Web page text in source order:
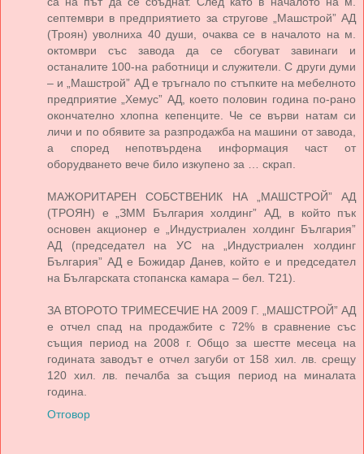
септември в предприятието за стругове „Машстрой” АД
(Троян) уволниха 40 души, очаква се в началото на м.
октомври със завода да се сбогуват завинаги и
останалите 100-на работници и служители. С други думи
– и „Машстрой” АД е тръгнало по стъпките на мебелното
предприятие „Хемус” АД, което половин година по-рано
окончателно хлопна кепенците. Че се върви натам си
личи и по обявите за разпродажба на машини от завода,
а според непотвърдена информация част от
оборудването вече било изкупено за … скрап.
МАЖОРИТАРЕН СОБСТВЕНИК НА „МАШСТРОЙ” АД
(ТРОЯН) е „ЗММ България холдинг” АД, в който пък
основен акционер е „Индустриален холдинг България”
АД (председател на УС на „Индустриален холдинг
България” АД е Божидар Данев, който е и председател
на Българската стопанска камара – бел. Т21).
ЗА ВТОРОТО ТРИМЕСЕЧИЕ НА 2009 Г. „МАШСТРОЙ” АД
е отчел спад на продажбите с 72% в сравнение със
същия период на 2008 г. Общо за шестте месеца на
годината заводът е отчел загуби от 158 хил. лв. срещу
120 хил. лв. печалба за същия период на миналата
година.
Отговор